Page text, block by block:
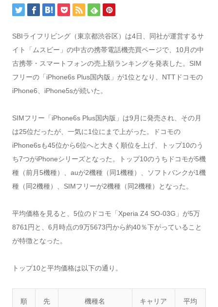
SBIライフリビング（東京都渋谷区）は4日、同社が運営するサ
イト「ムスビー」の中古の携帯電話機売買ページで、10月の中
古携帯・スマートフォンの売上額ランキングを発表した。SIM
フリーの「iPhone6s Plus国内版」が1位となり、NTTドコモの
iPhone6、iPhone5sが続いた。
SIMフリー「iPhone6s Plus国内版」は9月に発売され、その月
は25位だったが、一気に1位にまで上がった。ドコモの
iPhone6sも45位から6位へと大きく順位を上げ、トップ10のう
ち7つがiPhoneシリーズとなった。トップ10のうちドコモが5機
種（前月5機種）、auが2機種（同1機種）、ソフトバンクが1機
種（同2機種）、SIMフリーが2機種（同2機種）となった。
平均価格を見ると、5位のドコモ「Xperia Z4 SO-03G」が5万
8761円と、6月時点の9万5673円から約40％下がっていること
が特徴となった。
トップ10と平均価格は以下の通り。
順
先
機種名 キャリア
平均